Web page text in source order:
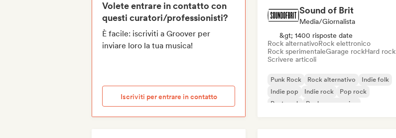
Volete entrare in contatto con
questi curatori/professionisti?
È facile: iscriviti a Groover per
inviare loro la tua musica!
Iscriviti per entrare in contatto
Sound of Brit
Media/Giornalista
&gt; 1400 risposte date
Rock alternativoRock elettronico
Rock sperimentaleGarage rockHard rock
Scrivere articoli
Punk Rock Rock alternativo
Indie folk
Indie pop
Indie rock
Pop rock
Post punk
Rock progressivo